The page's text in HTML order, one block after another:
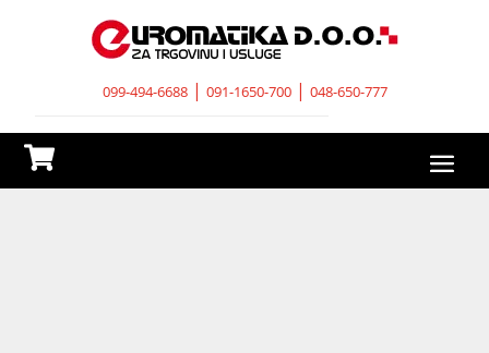
099-494-6688| 091-1650-700| 048-650-777
